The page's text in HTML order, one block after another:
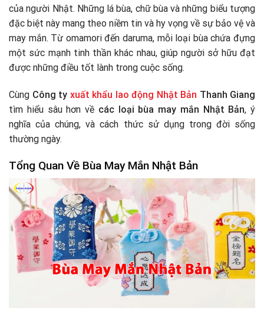
của người Nhật. Những lá bùa, chữ bùa và những biểu tượng
đặc biệt này mang theo niềm tin và hy vọng về sự bảo vệ và
may mắn. Từ omamori đến daruma, mỗi loại bùa chứa đựng
một sức mạnh tinh thần khác nhau, giúp người sở hữu đạt
được những điều tốt lành trong cuộc sống.
Cùng Công ty xuất khẩu lao động Nhật Bản Thanh Giang
tìm hiểu sâu hơn về các loại bùa may mắn Nhật Bản, ý
nghĩa của chúng, và cách thức sử dụng trong đời sống
thường ngày.
Tổng Quan Về Bùa May Mắn Nhật Bản